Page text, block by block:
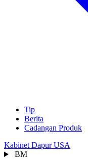
Tip
Berita
Cadangan Produk
Kabinet Dapur USA
BM